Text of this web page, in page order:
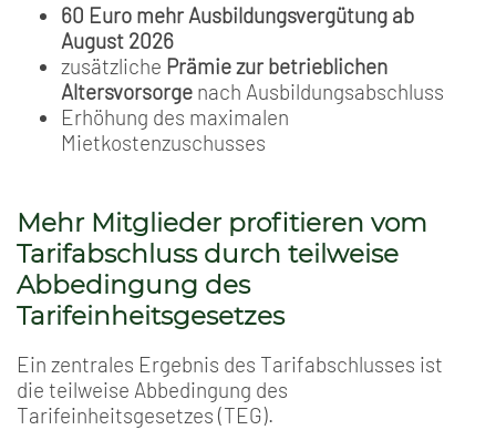
60 Euro mehr Ausbildungsvergütung ab
August 2026
zusätzliche Prämie zur betrieblichen
Altersvorsorge nach Ausbildungsabschluss
Erhöhung des maximalen
Mietkostenzuschusses
Mehr Mitglieder profitieren vom
Tarifabschluss durch teilweise
Abbedingung des
Tarifeinheitsgesetzes
Ein zentrales Ergebnis des Tarifabschlusses ist
die teilweise Abbedingung des
Tarifeinheitsgesetzes (TEG).